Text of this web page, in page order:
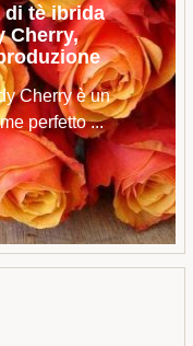
di tè ibrida
Cherry,
Cherry è un
perfetto ...